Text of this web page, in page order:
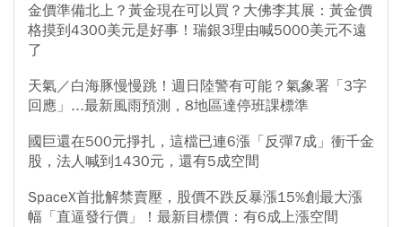
金價準備北上？黃金現在可以買？大佛李其展：黃金價
格摸到4300美元是好事！瑞銀3理由喊5000美元不遠
了
天氣／白海豚慢慢跳！週日陸警有可能？氣象署「3字
回應」...最新風雨預測，8地區達停班課標準
國巨還在500元掙扎，這檔已連6漲「反彈7成」衝千金
股，法人喊到1430元，還有5成空間
SpaceX首批解禁賣壓，股價不跌反暴漲15%創最大漲
幅「直逼發行價」！最新目標價：有6成上漲空間